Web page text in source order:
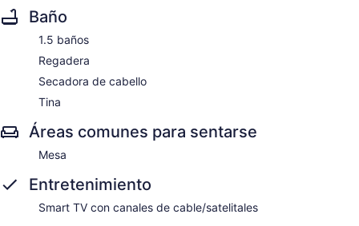
Baño
1.5 baños
Regadera
Secadora de cabello
Tina
Áreas comunes para sentarse
Mesa
Entretenimiento
Smart TV con canales de cable/satelitales